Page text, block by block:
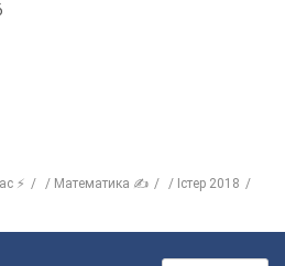
⚡ Математика ✍
Істер 2018